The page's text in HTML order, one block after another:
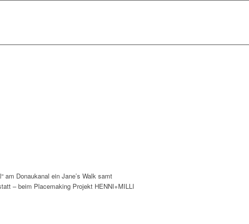
am Donaukanal ein Jane’s Walk samt
– beim Placemaking Projekt HENNI+MILLI